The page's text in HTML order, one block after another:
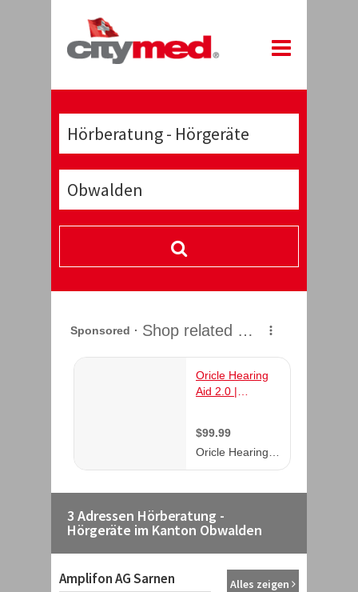
3 Adressen Hörberatung -
Hörgeräte im Kanton Obwalden
Amplifon AG Sarnen Alles zeigen